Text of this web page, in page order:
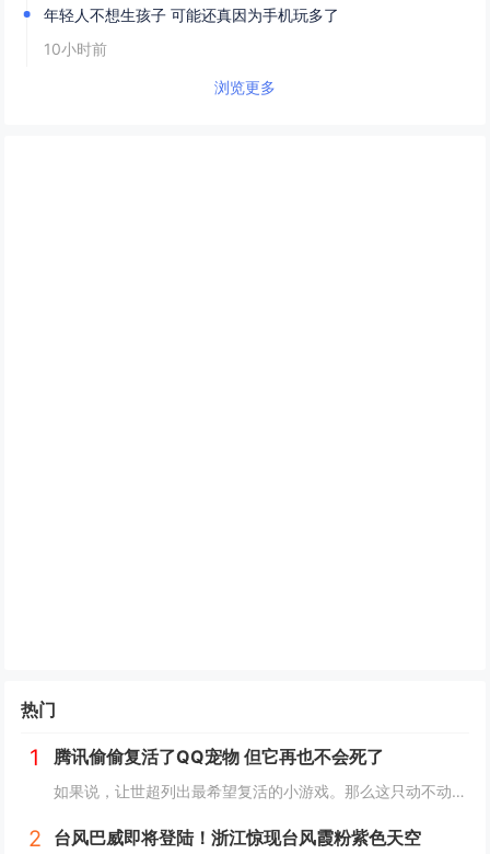
年轻人不想生孩子 可能还真因为手机玩多了
10小时前
浏览更多
热门
1 腾讯偷偷复活了QQ宠物 但它再也不会死了
如果说，让世超列出最希望复活的小游戏。那么这只动不动就要死，上点班就喊累的胖企鹅，绝对可以排到前列。而就在一个月前，QQ 似乎准备让它回归了。内测上线了全新的 QQ 宠物功能。腾讯偷偷复活了QQ宠物 但它再也不会死了读到这，是不是不少人已经...
2 台风巴威即将登陆！浙江惊现台风霞粉紫色天空